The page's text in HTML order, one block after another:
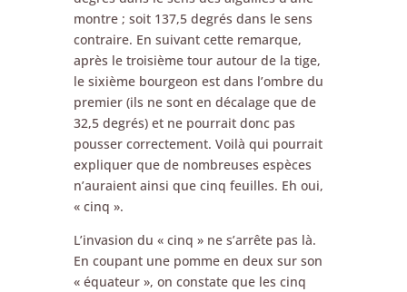
montre ; soit 137,5 degrés dans le sens
contraire. En suivant cette remarque,
après le troisième tour autour de la tige,
le sixième bourgeon est dans l’ombre du
premier (ils ne sont en décalage que de
32,5 degrés) et ne pourrait donc pas
pousser correctement. Voilà qui pourrait
expliquer que de nombreuses espèces
n’auraient ainsi que cinq feuilles. Eh oui,
« cinq ».
L’invasion du « cinq » ne s’arrête pas là.
En coupant une pomme en deux sur son
« équateur », on constate que les cinq